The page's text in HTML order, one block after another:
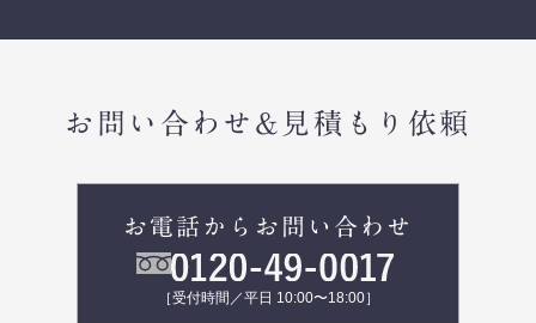
お問い合わせ&見積もり依頼
お電話からお問い合わせ
［受付時間／平日 10:00〜18:00］